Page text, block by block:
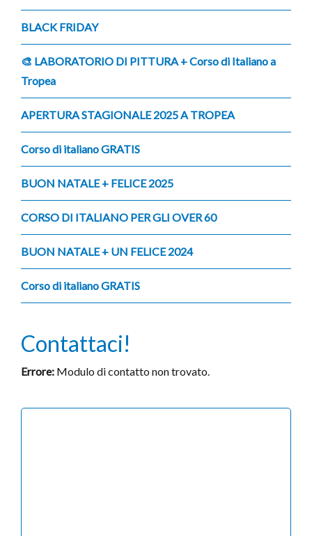
BLACK FRIDAY
🎨 LABORATORIO DI PITTURA + Corso di Italiano a
Tropea
APERTURA STAGIONALE 2025 A TROPEA
Corso di italiano GRATIS
BUON NATALE + FELICE 2025
CORSO DI ITALIANO PER GLI OVER 60
BUON NATALE + UN FELICE 2024
Corso di italiano GRATIS
Contattaci!
Errore: Modulo di contatto non trovato.